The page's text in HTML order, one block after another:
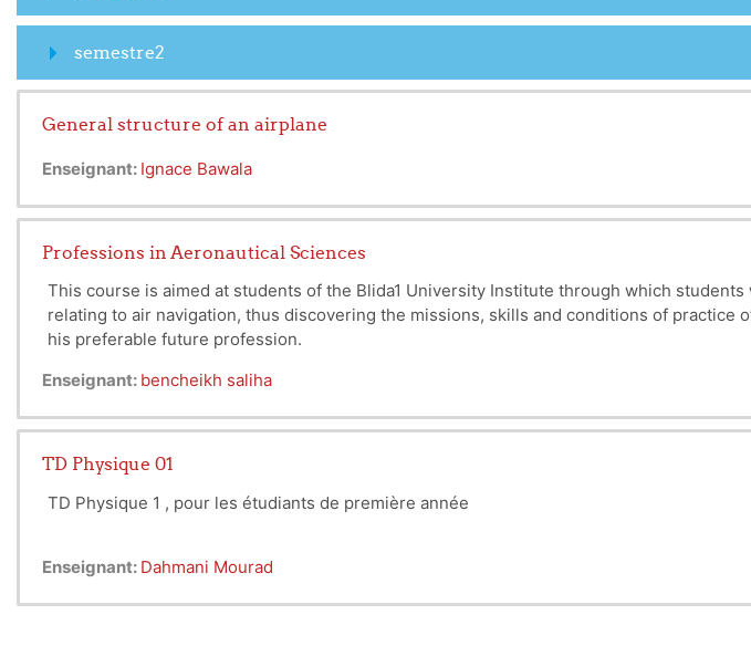
semestre2
General structure of an airplane
Enseignant: Ignace Bawala
Professions in Aeronautical Sciences
This course is aimed at students of the Blida1 University Institute through which
relating to air navigation, thus discovering the missions, skills and conditions of practice
his preferable future profession.
Enseignant: bencheikh saliha
TD Physique 01
TD Physique 1 , pour les étudiants de première année
Enseignant: Dahmani Mourad